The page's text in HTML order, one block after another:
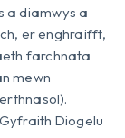
a diamwys a
er enghraifft,
farchnata
mewn
Diogelu